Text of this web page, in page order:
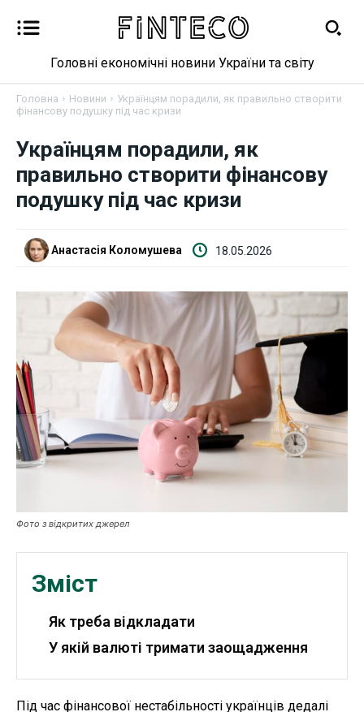
Новини
Бізнес
Фінанси
Криптовалюта
Робота і освіта
ФОП
Ми в соц. мережах
Головні економічні новини України та світу
Головна Новини
Українцям порадили, як правильно створити
фінансову подушку під час кризи
Українцям порадили, як
правильно створити фінансову
подушку під час кризи
Анастасія Коломушева 18.05.2026
Фото з відкритих джерел
Зміст
Як треба відкладати
У якій валюті тримати заощадження
Під час фінансової нестабільності українців дедалі